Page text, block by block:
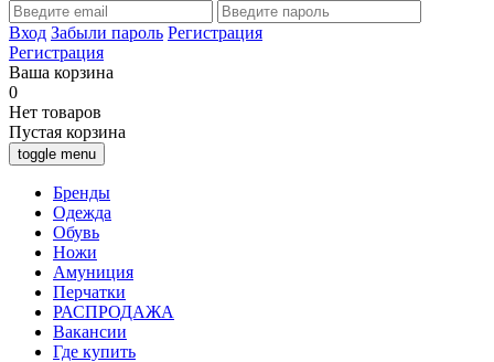
Вход Забыли пароль Регистрация
Регистрация
Ваша корзина
0
Нет товаров
Пустая корзина
toggle menu
Бренды
Одежда
Обувь
Ножи
Амуниция
Перчатки
РАСПРОДАЖА
Вакансии
Где купить